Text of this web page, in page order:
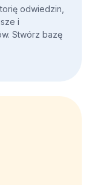
odwiedzin,
i
Stwórz bazę